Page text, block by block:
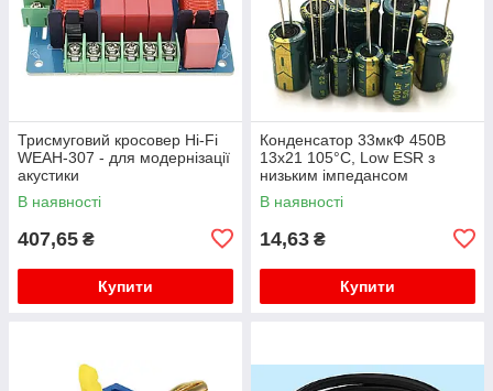
Трисмуговий кросовер Hi-Fi
WEAH-307 - для модернізації
акустики
В наявності
407,65 ₴
Купити
Конденсатор 33мкФ 450В
13x21 105°C, Low ESR з
низьким імпедансом
В наявності
14,63 ₴
Купити